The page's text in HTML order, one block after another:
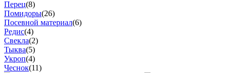
Перец(8)
Помидоры(26)
Посевной материал(6)
Редис(4)
Свекла(2)
Тыква(5)
Укроп(4)
Чеснок(11)